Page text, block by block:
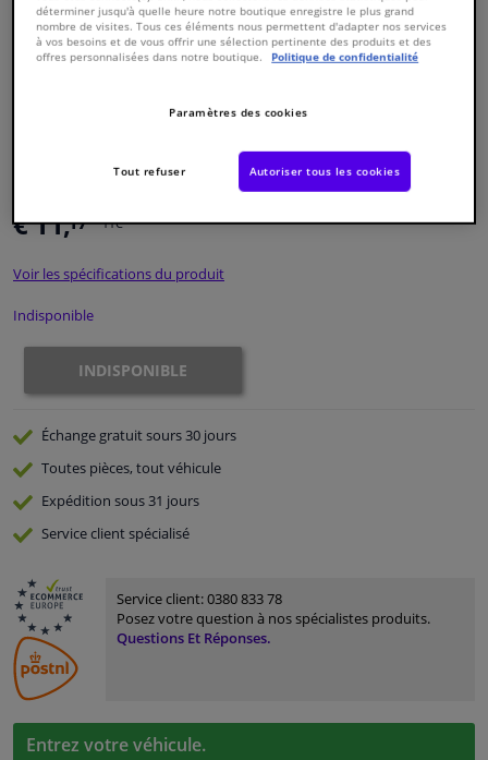
Fenêtres & accessoires
Intérieur & ameublement
Styling & Performance
Nettoyage & protection
Atelier & outils
Promotions et réductions
Capteurs & électronique
0486499
Numéro de fabrication:VKJP 1415
€ 11,17 TTC
Voir les spécifications du produit
Indisponible
INDISPONIBLE
Échange gratuitsours 30 jours
Toutes pièces, tout véhicule
Expédition sous 31 jours
Serviceclient spécialisé
Service client:0380 833 78
Posez votre question à nos spécialistes produits.
Questions Et Réponses.
Entrez votre véhicule.
déterminer jusqu'à quelle heure notre boutique enregistre le plus grand
nombre de visites. Tous ces éléments nous permettent d'adapter nos services
à vos besoins et de vous offrir une sélection pertinente des produits et des
offres personnalisées dans notre boutique.
Politique de confidentialité
Paramètres des cookies
Tout refuser Autoriser tous les cookies